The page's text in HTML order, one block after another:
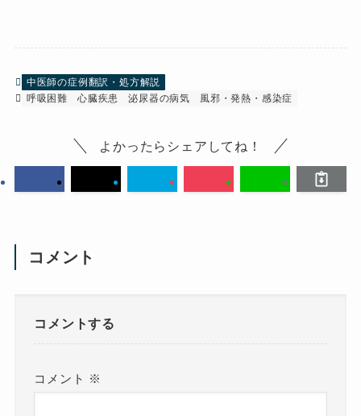
中医師の症例翻訳・処方解説
呼吸困難
心臓疾患 泌尿器の病気 風邪・発熱・感染症
よかったらシェアしてね！
コメント
コメントする
コメント ※